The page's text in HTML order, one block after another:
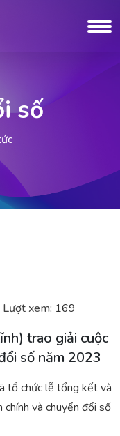
số
Lượt xem: 169
trao giải cuộc
số năm 2023
tổ chức lễ tổng kết và
chính và chuyển đổi số